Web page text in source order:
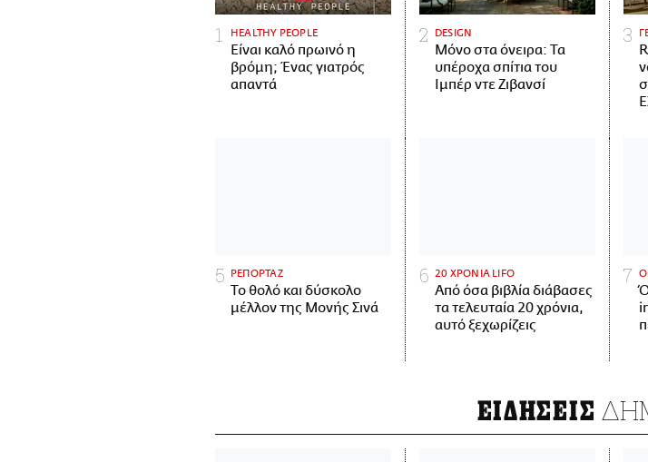
HEALTHY PEOPLE
Είναι καλό πρωινό η
βρόμη; Ένας γιατρός
απαντά
DESIGN
Μόνο στα όνειρα: Τα
υπέροχα σπίτια του
Ιμπέρ ντε Ζιβανσί
ΡΕΠΟΡΤΑΖ
Το θολό και δύσκολο
μέλλον της Μονής Σινά
20 ΧΡΟΝΙΑ LIFO
Από όσα βιβλία διάβασες
τα τελευταία 20 χρόνια,
αυτό ξεχωρίζεις
ΕΙΔΗΣΕΙΣ